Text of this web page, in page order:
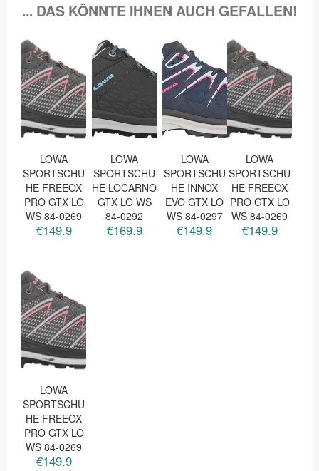
... DAS KÖNNTE IHNEN AUCH GEFALLEN!
LOWA
SPORTSCHU
HE FREEOX
PRO GTX LO
WS 84-0269
€149.9
LOWA
SPORTSCHU
HE LOCARNO
GTX LO WS
84-0292
€169.9
LOWA
SPORTSCHU
HE INNOX
EVO GTX LO
WS 84-0297
€149.9
LOWA
SPORTSCHU
HE FREEOX
PRO GTX LO
WS 84-0269
€149.9
LOWA
SPORTSCHU
HE FREEOX
PRO GTX LO
WS 84-0269
€149.9